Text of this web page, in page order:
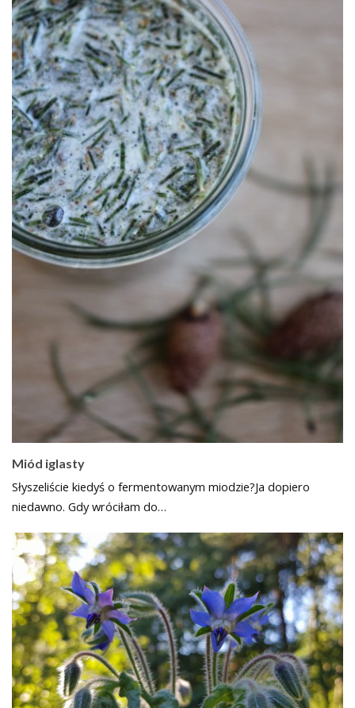
Miód iglasty
Słyszeliście kiedyś o fermentowanym miodzie?Ja dopiero
niedawno. Gdy wróciłam do…